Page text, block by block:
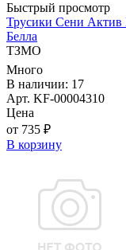
Быстрый просмотр
Трусики Сени Актив
Белла
ТЗМО
Много
В наличии: 17
Арт. KF-00004310
Цена
от 735 ₽
В корзину